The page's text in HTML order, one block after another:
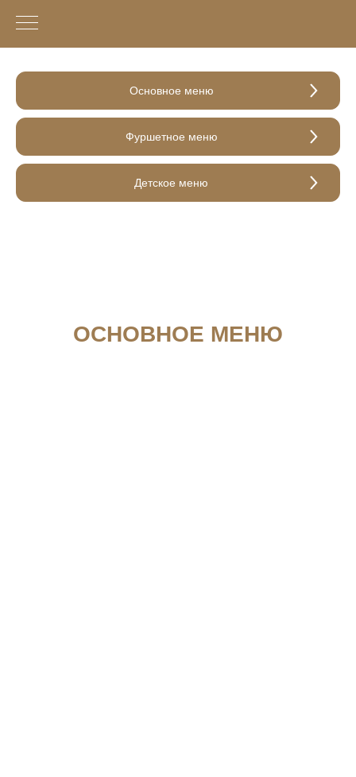
Основное меню
Фуршетное меню
Детское меню
ОСНОВНОЕ МЕНЮ